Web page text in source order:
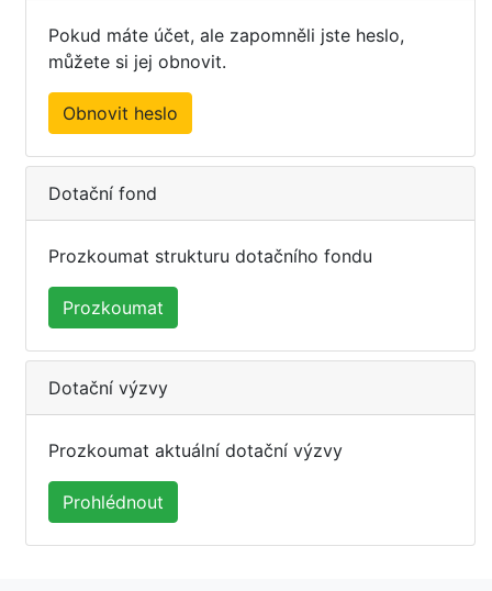
Pokud máte účet, ale zapomněli jste heslo,
můžete si jej obnovit.
Obnovit heslo
Dotační fond
Prozkoumat strukturu dotačního fondu
Prozkoumat
Dotační výzvy
Prozkoumat aktuální dotační výzvy
Prohlédnout